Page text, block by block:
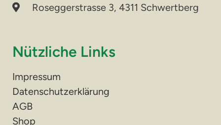
Roseggerstrasse 3, 4311 Schwertberg
Nützliche Links
Impressum
Datenschutzerklärung
AGB
Shop